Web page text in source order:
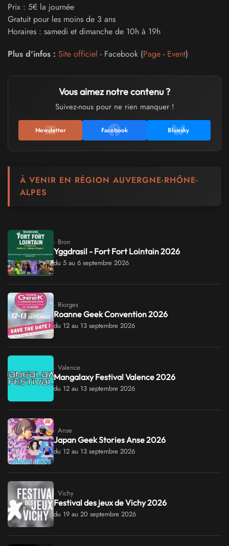
Prix : 5€ la journée
Gratuit pour les moins de 3 ans
Horaires : samedi et dimanche de 10h à 19h
Plus d'infos : Site officiel - Facebook (Page - Event)
Vous aimez notre contenu ?
Suivez-nous pour ne rien manquer !
Newsletter Facebook Bluesky
À VENIR EN RÉGION AUVERGNE-RHÔNE-
ALPES
· Bron
Yggdrasil - Fort Fort Lointain 2026
du 5 au 6 septembre 2026
· Riorges
Roanne Geek Convention 2026
du 12 au 13 septembre 2026
· Valence
Mangalaxy Festival Valence 2026
du 12 au 13 septembre 2026
· Anse
Japan Geek Stories Anse 2026
du 12 au 13 septembre 2026
· Vichy
Festival des jeux de Vichy 2026
du 19 au 20 septembre 2026